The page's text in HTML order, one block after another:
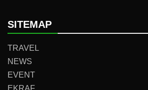
SITEMAP
TRAVEL
NEWS
EVENT
EKRAF